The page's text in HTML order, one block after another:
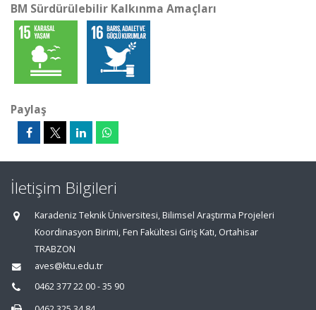
BM Sürdürülebilir Kalkınma Amaçları
Paylaş
İletişim Bilgileri
Karadeniz Teknik Üniversitesi, Bilimsel Araştırma Projeleri
Koordinasyon Birimi, Fen Fakültesi Giriş Katı, Ortahisar
TRABZON
aves@ktu.edu.tr
0462 377 22 00 - 35 90